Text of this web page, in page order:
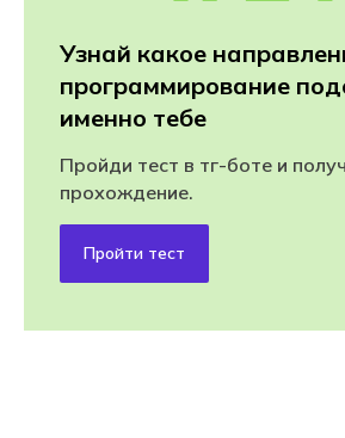
Узнай какое
программирование
именно тебе
Пройди тест в тг-боте и
прохождение.
Пройти тест